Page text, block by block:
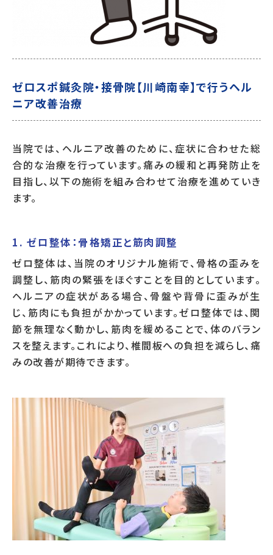
ゼロスポ鍼灸院・接骨院【川崎南幸】で行うヘル
ニア改善治療
当院では、ヘルニア改善のために、症状に合わせた総
合的な治療を行っています。痛みの緩和と再発防止を
目指し、以下の施術を組み合わせて治療を進めていき
ます。
1. ゼロ整体：骨格矯正と筋肉調整
ゼロ整体は、当院のオリジナル施術で、骨格の歪みを
調整し、筋肉の緊張をほぐすことを目的としています。
ヘルニアの症状がある場合、骨盤や背骨に歪みが生
じ、筋肉にも負担がかかっています。ゼロ整体では、関
節を無理なく動かし、筋肉を緩めることで、体のバラン
スを整えます。これにより、椎間板への負担を減らし、痛
みの改善が期待できます。